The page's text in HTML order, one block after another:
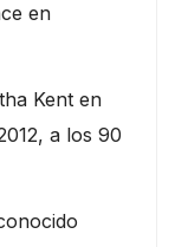
en
Kent en
a los 90